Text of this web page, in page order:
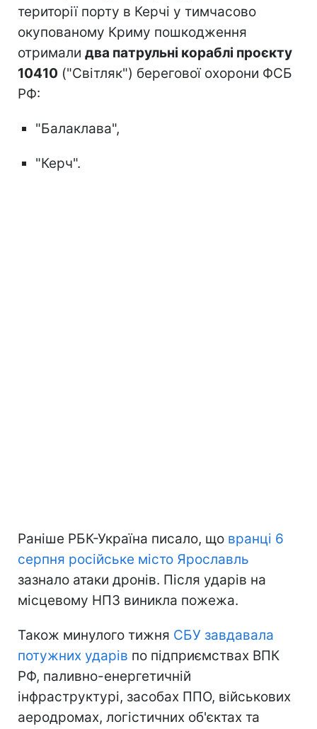
території порту в Керчі у тимчасово
окупованому Криму пошкодження
отримали два патрульні кораблі проєкту
10410 ("Світляк") берегової охорони ФСБ
РФ:
"Балаклава",
"Керч".
Раніше РБК-Україна писало, що вранці 6
серпня російське місто Ярославль
зазнало атаки дронів. Після ударів на
місцевому НПЗ виникла пожежа.
Також минулого тижня СБУ завдавала
потужних ударів по підприємствах ВПК
РФ, паливно-енергетичній
інфраструктурі, засобах ППО, військових
аеродромах, логістичних об'єктах та